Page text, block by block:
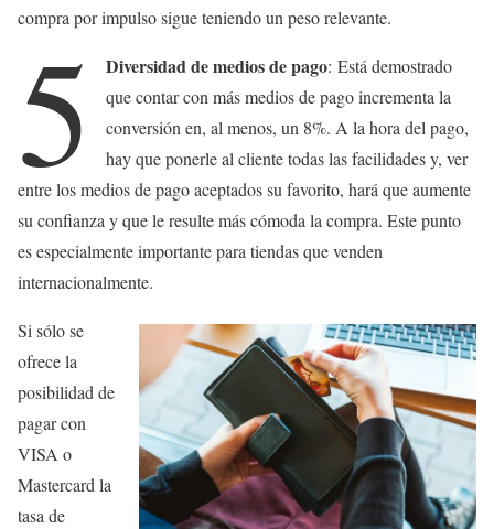
compra por impulso sigue teniendo un peso relevante.
5 Diversidad de medios de pago: Está demostrado
que contar con más medios de pago incrementa la
conversión en, al menos, un 8%. A la hora del pago,
hay que ponerle al cliente todas las facilidades y, ver
entre los medios de pago aceptados su favorito, hará que aumente
su confianza y que le resulte más cómoda la compra. Este punto
es especialmente importante para tiendas que venden
internacionalmente.
Si sólo se
ofrece la
posibilidad de
pagar con
VISA o
Mastercard la
tasa de